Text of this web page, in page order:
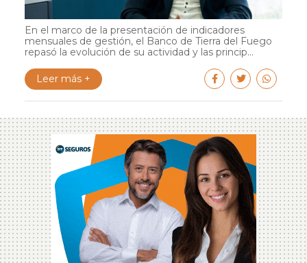
En el marco de la presentación de indicadores
mensuales de gestión, el Banco de Tierra del Fuego
repasó la evolución de su actividad y las princip...
Leer más +